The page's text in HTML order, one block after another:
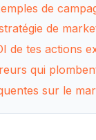
de
de
de tes actions
qui
sur le